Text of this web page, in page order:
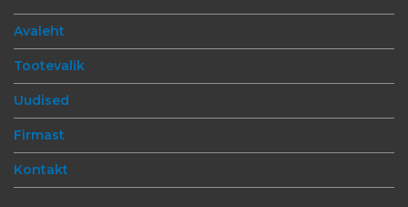
Avaleht
Tootevalik
Uudised
Firmast
Kontakt